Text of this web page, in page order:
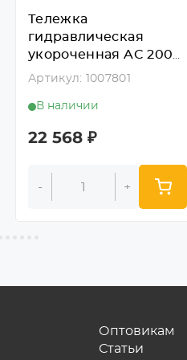
Тележка
гидравлическая
укороченная AC 2008,
г/п 2000 кг, вилы
полиуретановые
Артикул: 1007801
В наличии
22 568 ₽
- +
Оптовикам
Статьи